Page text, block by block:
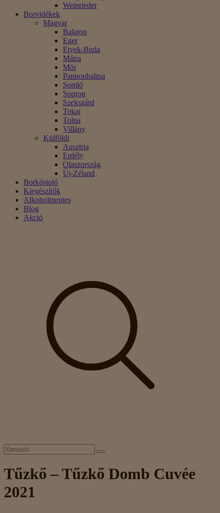
Weinrieder
Borvidékek
Magyar
Balaton
Eger
Etyek-Buda
Mátra
Mór
Pannonhalma
Somló
Sopron
Szekszárd
Tokaj
Tolna
Villány
Külföldi
Ausztria
Erdély
Olaszország
Új-Zéland
Borkóstoló
Kiegészítők
Alkoholmentes
Blog
Akció
Tűzkő – Tűzkő Domb Cuvée
2021